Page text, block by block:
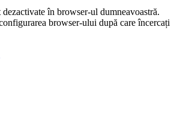
în browser-ul dumneavoastră.
browser-ului după care încercați